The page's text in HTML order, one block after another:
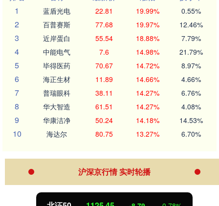
1
蓝盾光电 22.81 19.99% 0.55%
2 百普赛斯 77.68 19.97% 12.46%
3 近岸蛋白 55.54 18.88% 7.79%
4 中能电气 7.6 14.98% 21.79%
5 毕得医药 70.67 14.72% 8.97%
6 海正生材 11.89 14.66% 4.66%
7 普瑞眼科 38.11 14.27% 6.76%
8 华大智造 61.51 14.27% 4.08%
9 华康洁净 50.24 14.18% 14.53%
10 海达尔 80.75 13.27% 6.70%
沪深京行情 实时轮播